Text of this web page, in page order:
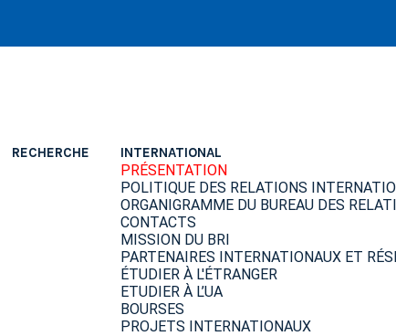
RECHERCHE INTERNATIONAL
PRÉSENTATION
POLITIQUE DES RELATIONS
ORGANIGRAMME DU BUREAU DES
CONTACTS
MISSION DU BRI
PARTENAIRES INTERNATIONAUX ET
ÉTUDIER À L'ÉTRANGER
ETUDIER À L’UA
BOURSES
PROJETS INTERNATIONAUX